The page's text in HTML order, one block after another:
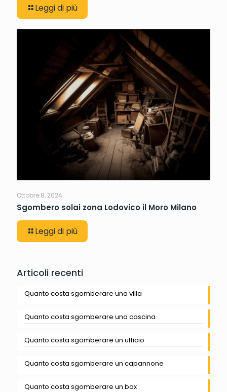
Leggi di più
Ottobre 8, 2024
Sgombero solai zona Lodovico il Moro Milano
Leggi di più
Articoli recenti
Quanto costa sgomberare una villa
Quanto costa sgomberare una cascina
Quanto costa sgomberare un ufficio
Quanto costa sgomberare un capannone
Quanto costa sgomberare un box